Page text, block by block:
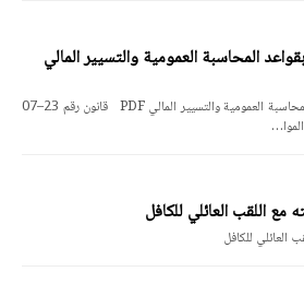
07، يتعلق بقواعد المحاسبة العمومية والتسيير المالي
قانون رقم 23-07، يتعلق بقواعد المحاسبة العمومية والتسيير المالي PDF قانون رقم 23–07
مع اللقب العائلي للكافل
العائلي للكافل